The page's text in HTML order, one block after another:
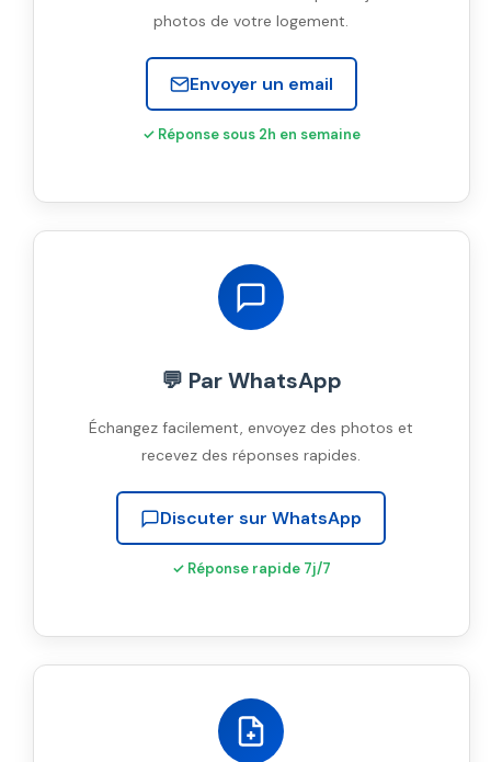
photos de votre logement.
Envoyer un email
✓ Réponse sous 2h en semaine
💬 Par WhatsApp
Échangez facilement, envoyez des photos et
recevez des réponses rapides.
Discuter sur WhatsApp
✓ Réponse rapide 7j/7